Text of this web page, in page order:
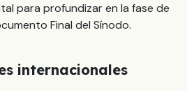
para profundizar en la fase de
Final del Sínodo.
internacionales